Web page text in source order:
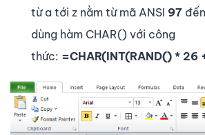
từ a tới z nằm từ mã ANSI 97
dùng hàm CHAR() với công
thức: =CHAR(INT(RAND() * 26